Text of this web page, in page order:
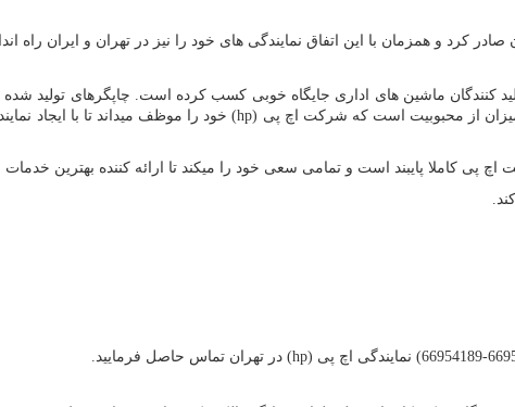
کرد و همزمان با این اتفاق نمایندگی های خود را نیز در تهران و ایران راه
کنندگان ماشین های اداری جایگاه خوبی کسب کرده است. چاپگرهای تولید
میزان از محبوبیت است که شرکت اچ پی hp)) خود را موظف میداند تا با ایجاد
پی کاملا پایبند است و تمامی سعی خود را میکند تا ارائه کننده بهترین
hp)) در تهران تماس حاصل فرمایید.